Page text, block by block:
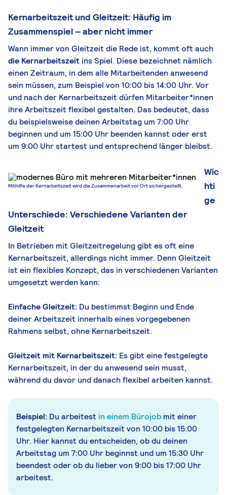
Kernarbeitszeit und Gleitzeit: Häufig im
Zusammenspiel – aber nicht immer
Wann immer von Gleitzeit die Rede ist, kommt oft auch
die Kernarbeitszeit ins Spiel. Diese bezeichnet nämlich
einen Zeitraum, in dem alle Mitarbeitenden anwesend
sein müssen, zum Beispiel von 10:00 bis 14:00 Uhr. Vor
und nach der Kernarbeitszeit dürfen Mitarbeiter*innen
ihre Arbeitszeit flexibel gestalten. Das bedeutet, dass
du beispielsweise deinen Arbeitstag um 7:00 Uhr
beginnen und um 15:00 Uhr beenden kannst oder erst
um 9:00 Uhr startest und entsprechend länger bleibst.
Mithilfe der Kernarbeitszeit wird die Zusammenarbeit vor Ort sichergestellt.
Wic
hti
ge
Unterschiede: Verschiedene Varianten der
Gleitzeit
In Betrieben mit Gleitzeitregelung gibt es oft eine
Kernarbeitszeit, allerdings nicht immer. Denn Gleitzeit
ist ein flexibles Konzept, das in verschiedenen Varianten
umgesetzt werden kann:
Einfache Gleitzeit: Du bestimmst Beginn und Ende
deiner Arbeitszeit innerhalb eines vorgegebenen
Rahmens selbst, ohne Kernarbeitszeit.
Gleitzeit mit Kernarbeitszeit: Es gibt eine festgelegte
Kernarbeitszeit, in der du anwesend sein musst,
während du davor und danach flexibel arbeiten kannst.
Beispiel: Du arbeitest in einem Bürojob mit einer
festgelegten Kernarbeitszeit von 10:00 bis 15:00
Uhr. Hier kannst du entscheiden, ob du deinen
Arbeitstag um 7:00 Uhr beginnst und um 15:30 Uhr
beendest oder ob du lieber von 9:00 bis 17:00 Uhr
arbeitest.